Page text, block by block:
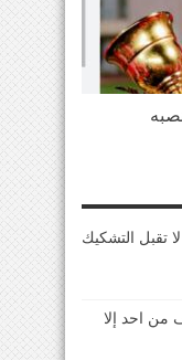
مصداقية elmaestrosport لا تقبل التشكيك
من احد إلا